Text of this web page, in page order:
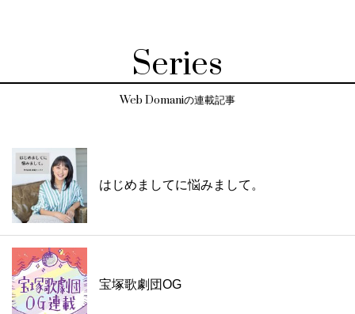
Series
Web Domaniの連載記事
はじめましてに悩みまして。
宝塚歌劇団OG